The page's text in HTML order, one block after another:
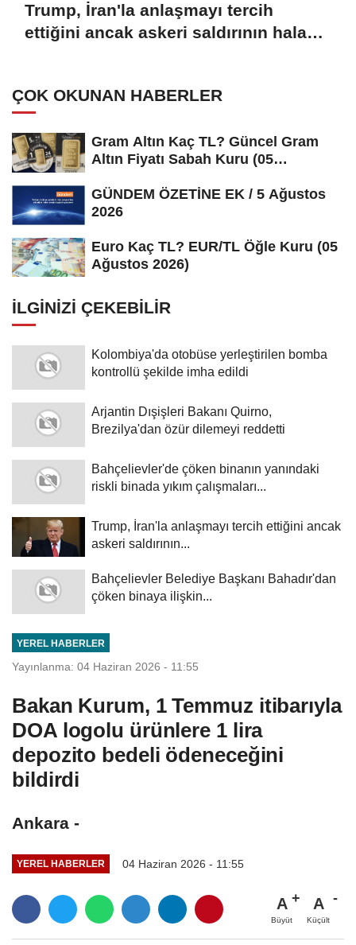
Trump, İran'la anlaşmayı tercih
ettiğini ancak askeri saldırının hala
ÇOK OKUNAN HABERLER
Gram Altın Kaç TL? Güncel Gram
Altın Fiyatı Sabah Kuru (05
GÜNDEM ÖZETİNE EK / 5 Ağustos
2026
Euro Kaç TL? EUR/TL Öğle Kuru (05
Ağustos 2026)
İLGINIZI ÇEKEBILIR
Kolombiya'da otobüse yerleştirilen bomba
kontrollü şekilde imha edildi
Arjantin Dışişleri Bakanı Quirno,
Brezilya'dan özür dilemeyi reddetti
Bahçelievler'de çöken binanın yanındaki
riskli binada yıkım çalışmaları...
Trump, İran'la anlaşmayı tercih ettiğini ancak
askeri saldırının...
Bahçelievler Belediye Başkanı Bahadır'dan
çöken binaya ilişkin...
YEREL HABERLER
Yayınlanma: 04 Haziran 2026 - 11:55
Bakan Kurum, 1 Temmuz itibarıyla
DOA logolu ürünlere 1 lira
depozito bedeli ödeneceğini
bildirdi
Ankara -
YEREL HABERLER 04 Haziran 2026 - 11:55
A
Büyüt
A
Küçült